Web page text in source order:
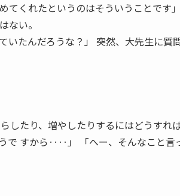
てくれたというのはそういうことです
ない。
いたんだろうな？」 突然、大先生に質
したり、増やしたりするにはどうすれ
で すから‥‥」 「へー、そんなこと言